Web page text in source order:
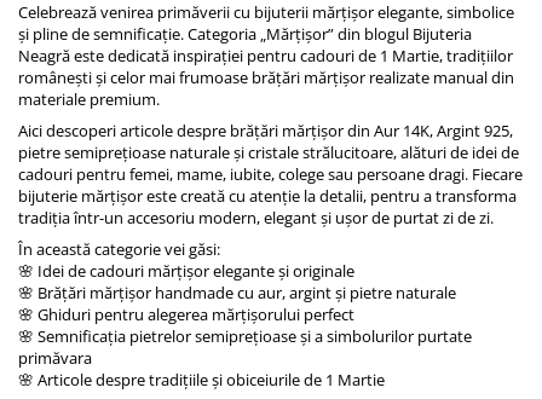
Celebrează venirea primăverii cu bijuterii mărțișor elegante, simbolice
și pline de semnificație. Categoria „Mărțișor” din blogul Bijuteria
Neagrăeste dedicată inspirației pentru cadouri de 1 Martie, tradițiilor
românești și celor mai frumoase brățări mărțișor realizate manual din
materiale premium.
Aici descoperi articole despre brățări mărțișor din Aur 14K, Argint 925,
pietre semiprețioase naturale și cristale strălucitoare, alături de idei de
cadouri pentru femei, mame, iubite, colege sau persoane dragi. Fiecare
bijuterie mărțișor este creată cu atenție la detalii, pentru a transforma
tradiția într-un accesoriu modern, elegant și ușor de purtat zi de zi.
În această categorie vei găsi:
🌸 Idei de cadouri mărțișor elegante și originale
🌸 Brățări mărțișor handmade cu aur, argint și pietre naturale
🌸 Ghiduri pentru alegerea mărțișorului perfect
🌸 Semnificația pietrelor semiprețioase și a simbolurilor purtate
primăvara
🌸 Articole despre tradițiile și obiceiurile de 1 Martie